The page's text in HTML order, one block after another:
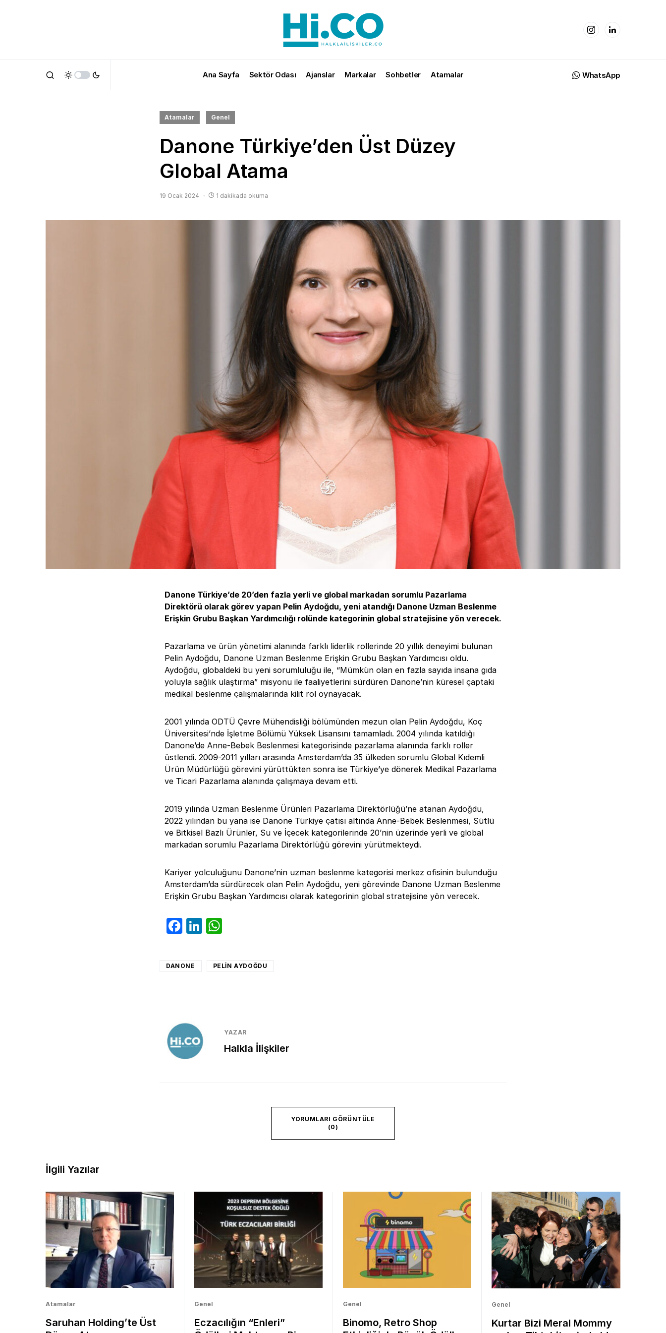
Ana Sayfa Sektör Odası Ajanslar Markalar Sohbetler Atamalar WhatsApp
Atamalar Genel
Danone Türkiye’den Üst Düzey
Global Atama
19 Ocak 2024 1 dakikada okuma
Danone Türkiye’de 20’den fazla yerli ve global markadan sorumlu Pazarlama
Direktörü olarak görev yapan Pelin Aydoğdu, yeni atandığı Danone Uzman Beslenme
Erişkin Grubu Başkan Yardımcılığı rolünde kategorinin global stratejisine yön verecek.
Pazarlama ve ürün yönetimi alanında farklı liderlik rollerinde 20 yıllık deneyimi bulunan
Pelin Aydoğdu, Danone Uzman Beslenme Erişkin Grubu Başkan Yardımcısı oldu.
Aydoğdu, globaldeki bu yeni sorumluluğu ile, “Mümkün olan en fazla sayıda insana gıda
yoluyla sağlık ulaştırma” misyonu ile faaliyetlerini sürdüren Danone’nin küresel çaptaki
medikal beslenme çalışmalarında kilit rol oynayacak.
2001 yılında ODTÜ Çevre Mühendisliği bölümünden mezun olan Pelin Aydoğdu, Koç
Üniversitesi’nde İşletme Bölümü Yüksek Lisansını tamamladı. 2004 yılında katıldığı
Danone’de Anne-Bebek Beslenmesi kategorisinde pazarlama alanında farklı roller
üstlendi. 2009-2011 yılları arasında Amsterdam’da 35 ülkeden sorumlu Global Kıdemli
Ürün Müdürlüğü görevini yürüttükten sonra ise Türkiye’ye dönerek Medikal Pazarlama
ve Ticari Pazarlama alanında çalışmaya devam etti.
2019 yılında Uzman Beslenme Ürünleri Pazarlama Direktörlüğü’ne atanan Aydoğdu,
2022 yılından bu yana ise Danone Türkiye çatısı altında Anne-Bebek Beslenmesi, Sütlü
ve Bitkisel Bazlı Ürünler, Su ve İçecek kategorilerinde 20’nin üzerinde yerli ve global
markadan sorumlu Pazarlama Direktörlüğü görevini yürütmekteydi.
Kariyer yolculuğunu Danone’nin uzman beslenme kategorisi merkez ofisinin bulunduğu
Amsterdam’da sürdürecek olan Pelin Aydoğdu, yeni görevinde Danone Uzman Beslenme
Erişkin Grubu Başkan Yardımcısı olarak kategorinin global stratejisine yön verecek.
Facebook
LinkedIn
DANONE PELIN AYDOĞDU
YAZAR
Halkla İlişkiler
YORUMLARI GÖRÜNTÜLE
(0)
İlgili Yazılar
Atamalar
Saruhan Holding’te Üst
Genel
Eczacılığın “Enleri”
Genel
Binomo, Retro Shop
Genel
Kurtar Bizi Meral Mommy